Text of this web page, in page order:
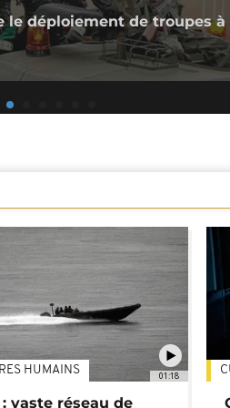
le déploiement de troupes à
01:18
HUMAINS
vaste réseau de